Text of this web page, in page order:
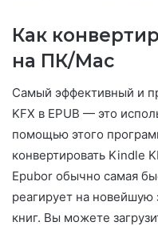
Как
на ПК/Mac
Самый эффективный и
KFX в EPUB — это
помощью этого
конвертировать Kindle
Epubor обычно самая
реагирует на новейшую
книг. Вы можете